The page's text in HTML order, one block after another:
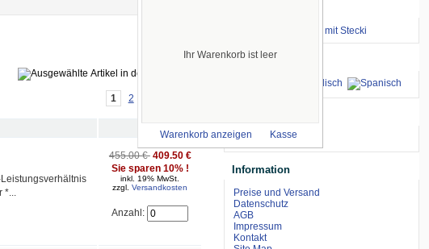
Ihr Warenkorb ist leer
Warenkorb anzeigen Kasse
1 2
*...
455.00 € 409.50 €
Sie sparen 10% !
inkl. 19% MwSt.
zzgl.Versandkosten
Anzahl:
⇒ zum Renntraining mit Stecki
Sprachen
Information
Preise und Versand
Datenschutz
AGB
Impressum
Kontakt